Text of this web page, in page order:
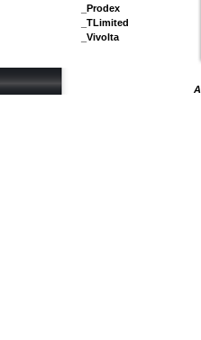
_Prodex
_TLimited
_Vivolta